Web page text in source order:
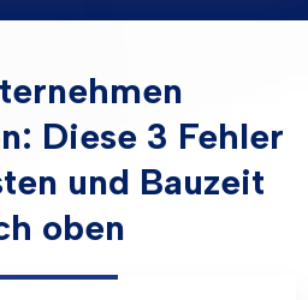
Diese 3 Fehler
und Bauzeit
oben